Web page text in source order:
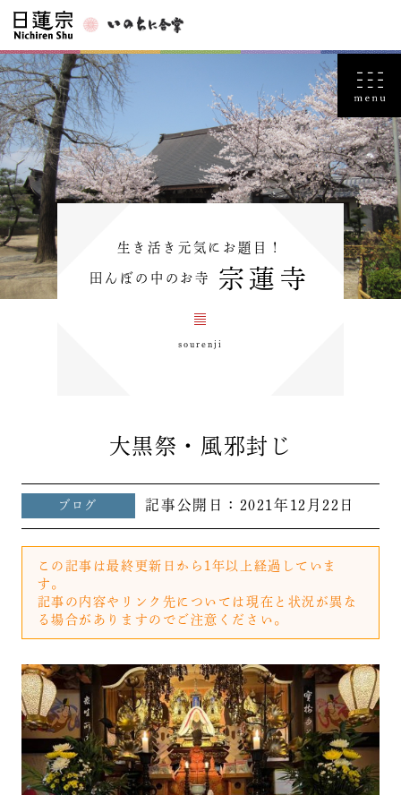
生き活き元気にお題目！
田んぼの中のお寺 宗蓮寺
sourenji
大黒祭・風邪封じ
ブログ 記事公開日： 2021年12月22日
この記事は最終更新日から1年以上経過していま
す。
記事の内容やリンク先については現在と状況が異な
る場合がありますのでご注意ください。